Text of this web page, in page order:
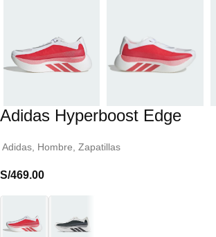
Adidas Hyperboost Edge
Adidas Hombre Zapatillas
S/469.00